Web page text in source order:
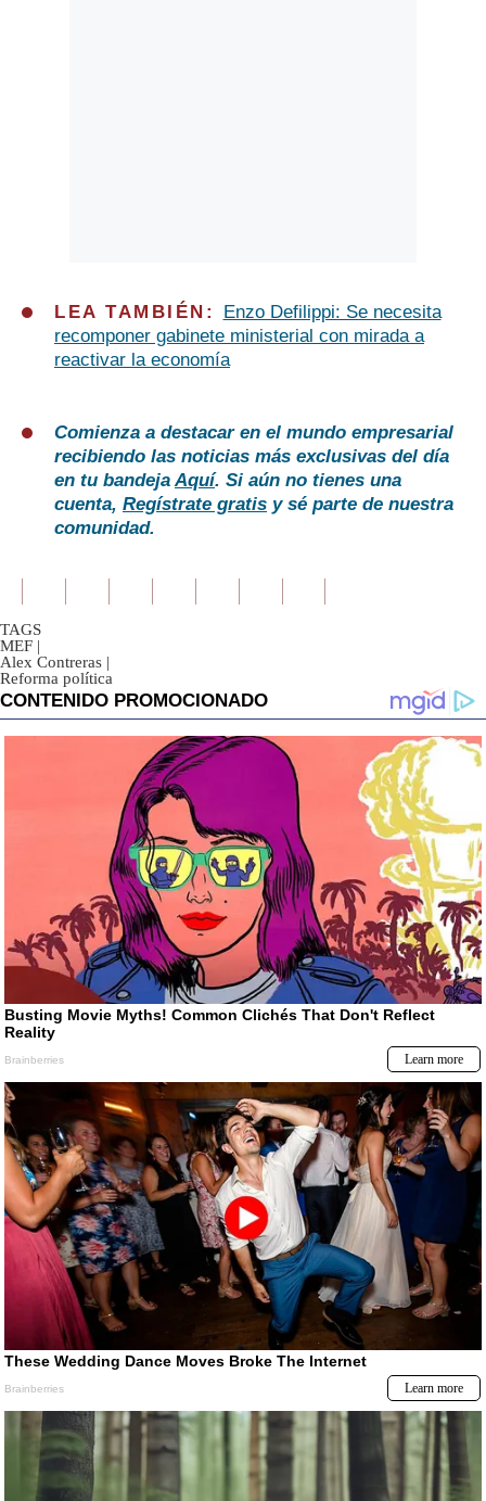
LEA TAMBIÉN:
Enzo Defilippi: Se necesita
recomponer gabinete ministerial con mirada a
reactivar la economía
Comienza a destacar en el mundo empresarial
recibiendo las noticias más exclusivas del día
en tu bandejaAquí. Si aún no tienes una
cuenta, Regístrate gratis y sé parte de nuestra
comunidad.
TAGS
MEF |
Alex Contreras |
Reforma política